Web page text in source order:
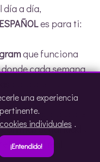
día a día,
es para ti:
que funciona
donde cada semana
Tendrás unplan
diseñado para que
más seguridad
español real.
una experiencia
individuales .
¡Entendido!